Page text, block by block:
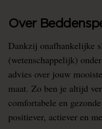
Over
Dankzij onafhankelijke
(wetenschappelijk)
advies over jouw
maat. Zo ben je altijd
comfortabele en
positiever, actiever en